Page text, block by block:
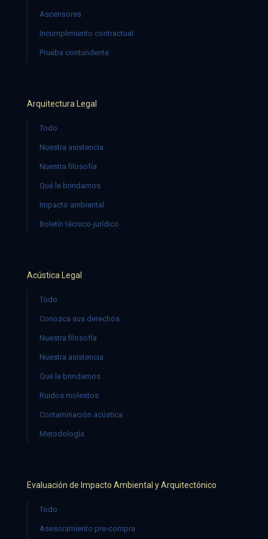
Ascensores
Incumplimiento contractual
Prueba contundente
Arquitectura Legal
Todo
Nuestra asistencia
Nuestra filosofía
Qué le brindamos
Impacto ambiental
Boletín técnico-jurídico
Acústica Legal
Todo
Conozca sus derechos
Nuestra filosofía
Nuestra asistencia
Qué le brindamos
Ruidos molestos
Contaminación acústica
Metodología
Evaluación de Impacto Ambiental y Arquitectónico
Todo
Asesoramiento pre-compra